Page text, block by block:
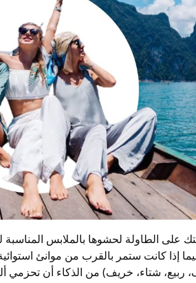
على الطاولة لحشوها بالملابس
إذا كانت ستمر بالقرب من موانئ
ربيع، شتاء، خريف) من الذكاء أن تحزمي